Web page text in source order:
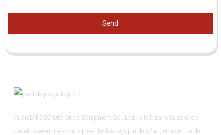
Send
Xi'an DIPSEC Metrology Equipment Co., Ltd., situé dans la zone de
développement économique et technologique de Xi'an, et le centre de